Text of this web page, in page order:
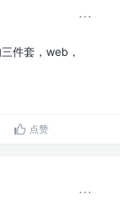
件套，web，
点赞